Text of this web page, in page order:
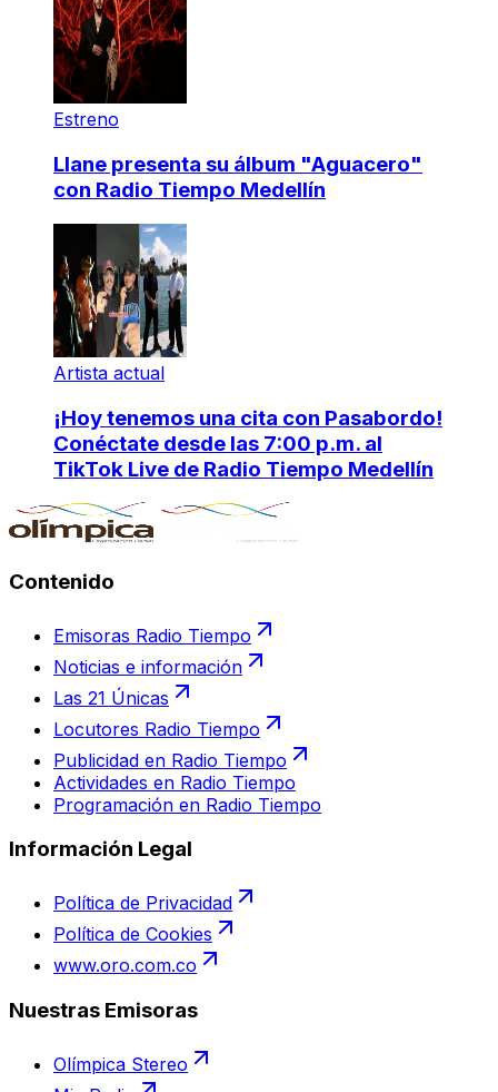
Estreno
Llane presenta su álbum "Aguacero"
con Radio Tiempo Medellín
Artista actual
¡Hoy tenemos una cita con Pasabordo!
Conéctate desde las 7:00 p.m. al
TikTok Live de Radio Tiempo Medellín
Contenido
Emisoras Radio Tiempo
Noticias e información
Las 21 Únicas
Locutores Radio Tiempo
Publicidad en Radio Tiempo
Actividades en Radio Tiempo
Programación en Radio Tiempo
Información Legal
Política de Privacidad
Política de Cookies
www.oro.com.co
Nuestras Emisoras
Olímpica Stereo